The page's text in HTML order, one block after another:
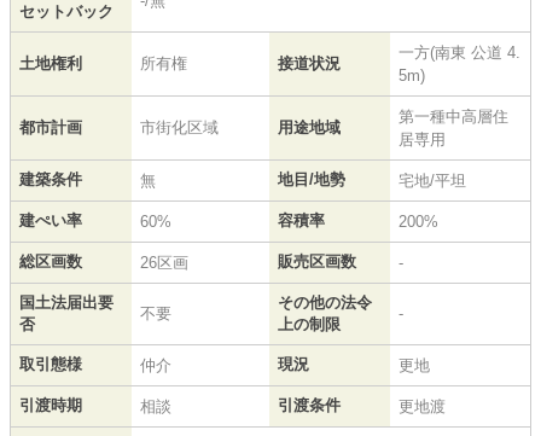
セットバック
土地権利 所有権 接道状況
一方(南東 公道 4.
5m)
都市計画 市街化区域 用途地域
第一種中高層住
居専用
建築条件 無 地目/地勢 宅地/平坦
建ぺい率 60% 容積率 200%
総区画数 26区画 販売区画数 -
国土法届出要
否
不要
その他の法令
上の制限
-
取引態様 仲介 現況 更地
引渡時期 相談 引渡条件 更地渡